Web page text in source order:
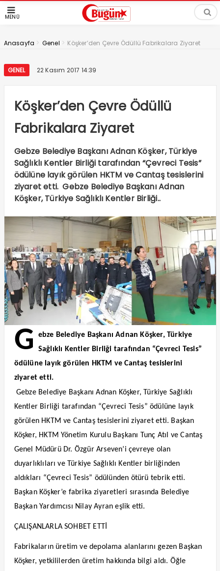
MENÜ
Anasayfa > Genel > Köşker’den Çevre Ödüllü Fabrikalara Ziyaret
GENEL 22 Kasım 2017 14:39
Köşker’den Çevre Ödüllü
Fabrikalara Ziyaret
Gebze Belediye Başkanı Adnan Köşker, Türkiye
Sağlıklı Kentler Birliği tarafından “Çevreci Tesis”
ödülüne layık görülen HKTM ve Cantaş tesislerini
ziyaret etti. Gebze Belediye Başkanı Adnan
Köşker, Türkiye Sağlıklı Kentler Birliği..
G
ebze Belediye Başkanı Adnan Köşker, Türkiye
Sağlıklı Kentler Birliği tarafından “Çevreci Tesis”
ödülüne layık görülen HKTM ve Cantaş tesislerini
ziyaret etti.
Gebze Belediye Başkanı Adnan Köşker, Türkiye Sağlıklı
Kentler Birliği tarafından “Çevreci Tesis” ödülüne layık
görülen HKTM ve Cantaş tesislerini ziyaret etti. Başkan
Köşker, HKTM Yönetim Kurulu Başkanı Tunç Atıl ve Cantaş
Genel Müdürü Dr. Özgür Arseven’i çevreye olan
duyarlıklıları ve Türkiye Sağlıklı Kentler birliğinden
aldıkları “Çevreci Tesis” ödülünden ötürü tebrik etti.
Başkan Köşker’e fabrika ziyaretleri sırasında Belediye
Başkan Yardımcısı Nilay Ayran eşlik etti.
ÇALIŞANLARLA SOHBET ETTİ
Fabrikaların üretim ve depolama alanlarını gezen Başkan
Köşker, yetkililerden üretim hakkında bilgi aldı. Öğle